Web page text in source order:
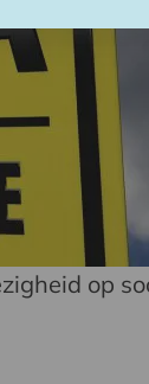
op